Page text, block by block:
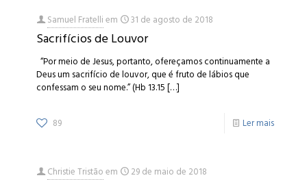
Samuel Fratelliem 31 de agosto de 2018
Sacrifícios de Louvor
“Por meio de Jesus, portanto, ofereçamos continuamente a
Deus um sacrifício de louvor, que é fruto de lábios que
confessam o seu nome.” (Hb 13.15[…]
89 Ler mais
Christie Tristãoem 29 de maio de 2018